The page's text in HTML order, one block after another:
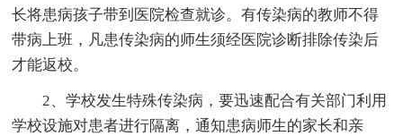
长将患病孩子带到医院检查就诊。有传染病的教师不得
带病上班，凡患传染病的师生须经医院诊断排除传染后
才能返校。
2、学校发生特殊传染病，要迅速配合有关部门利用
学校设施对患者进行隔离，通知患病师生的家长和亲